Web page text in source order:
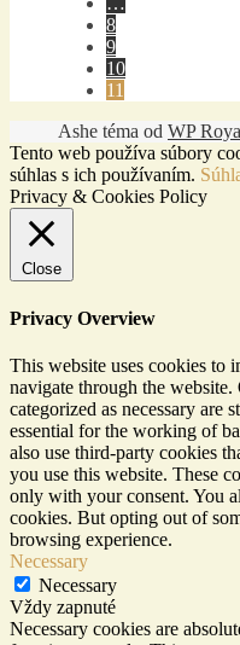
8
9
10
11
Ashe téma od WP
Tento web používa súbory
súhlas s ich používaním.
Privacy & Cookies Policy
Close
Privacy Overview
This website uses cookies to
navigate through the website.
categorized as necessary are
essential for the working of
also use third-party cookies
you use this website. These
only with your consent. You
cookies. But opting out of
browsing experience.
Necessary
Necessary
Vždy zapnuté
Necessary cookies are